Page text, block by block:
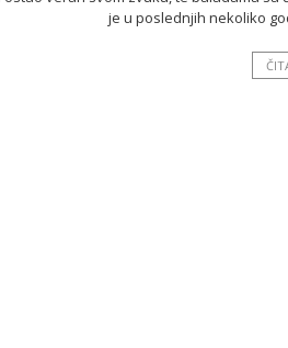
je u poslednjih nekoliko